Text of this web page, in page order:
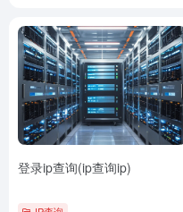
登录ip查询(ip查询ip)